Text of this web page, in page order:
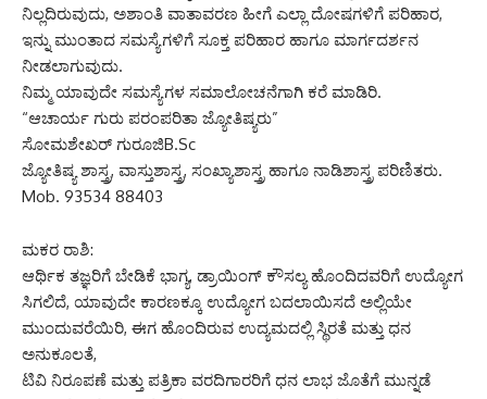
ನಿಲ್ಲದಿರುವುದು, ಅಶಾಂತಿ ವಾತಾವರಣ ಹೀಗೆ ಎಲ್ಲಾ ದೋಷಗಳಿಗೆ ಪರಿಹಾರ,
ಇನ್ನು ಮುಂತಾದ ಸಮಸ್ಯೆಗಳಿಗೆ ಸೂಕ್ತ ಪರಿಹಾರ ಹಾಗೂ ಮಾರ್ಗದರ್ಶನ
ನೀಡಲಾಗುವುದು.
ನಿಮ್ಮ ಯಾವುದೇ ಸಮಸ್ಯೆಗಳ ಸಮಾಲೋಚನೆಗಾಗಿ ಕರೆ ಮಾಡಿರಿ.
“ಆಚಾರ್ಯ ಗುರು ಪರಂಪರಿತಾ ಜ್ಯೋತಿಷ್ಯರು”
ಸೋಮಶೇಖರ್ ಗುರೂಜಿB.Sc
ಜ್ಯೋತಿಷ್ಯ ಶಾಸ್ತ್ರ, ವಾಸ್ತುಶಾಸ್ತ್ರ, ಸಂಖ್ಯಾಶಾಸ್ತ್ರ ಹಾಗೂ ನಾಡಿಶಾಸ್ತ್ರ ಪರಿಣಿತರು.
Mob. 93534 88403
ಮಕರ ರಾಶಿ:
ಆರ್ಥಿಕ ತಜ್ಞರಿಗೆ ಬೇಡಿಕೆ ಭಾಗ್ಯ, ಡ್ರಾಯಿಂಗ್ ಕೌಸಲ್ಯ ಹೊಂದಿದವರಿಗೆ ಉದ್ಯೋಗ
ಸಿಗಲಿದೆ, ಯಾವುದೇ ಕಾರಣಕ್ಕೂ ಉದ್ಯೋಗ ಬದಲಾಯಿಸದೆ ಅಲ್ಲಿಯೇ
ಮುಂದುವರೆಯಿರಿ, ಈಗ ಹೊಂದಿರುವ ಉದ್ಯಮದಲ್ಲಿ ಸ್ಥಿರತೆ ಮತ್ತು ಧನ
ಅನುಕೂಲತೆ,
ಟಿವಿ ನಿರೂಪಣೆ ಮತ್ತು ಪತ್ರಿಕಾ ವರದಿಗಾರರಿಗೆ ಧನ ಲಾಭ ಜೊತೆಗೆ ಮುನ್ನಡೆ